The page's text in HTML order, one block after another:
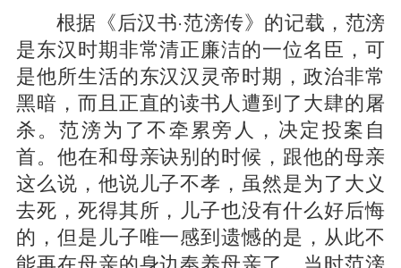
根据《后汉书·范滂传》的记载，范滂
是东汉时期非常清正廉洁的一位名臣，可
是他所生活的东汉汉灵帝时期，政治非常
黑暗，而且正直的读书人遭到了大肆的屠
杀。范滂为了不牵累旁人，决定投案自
首。他在和母亲诀别的时候，跟他的母亲
这么说，他说儿子不孝，虽然是为了大义
去死，死得其所，儿子也没有什么好后悔
的，但是儿子唯一感到遗憾的是，从此不
能再在母亲的身边奉养母亲了。当时范滂